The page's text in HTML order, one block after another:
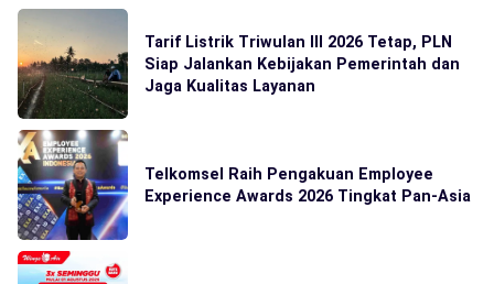
Tarif Listrik Triwulan III 2026 Tetap, PLN
Siap Jalankan Kebijakan Pemerintah dan
Jaga Kualitas Layanan
Telkomsel Raih Pengakuan Employee
Experience Awards 2026 Tingkat Pan-Asia